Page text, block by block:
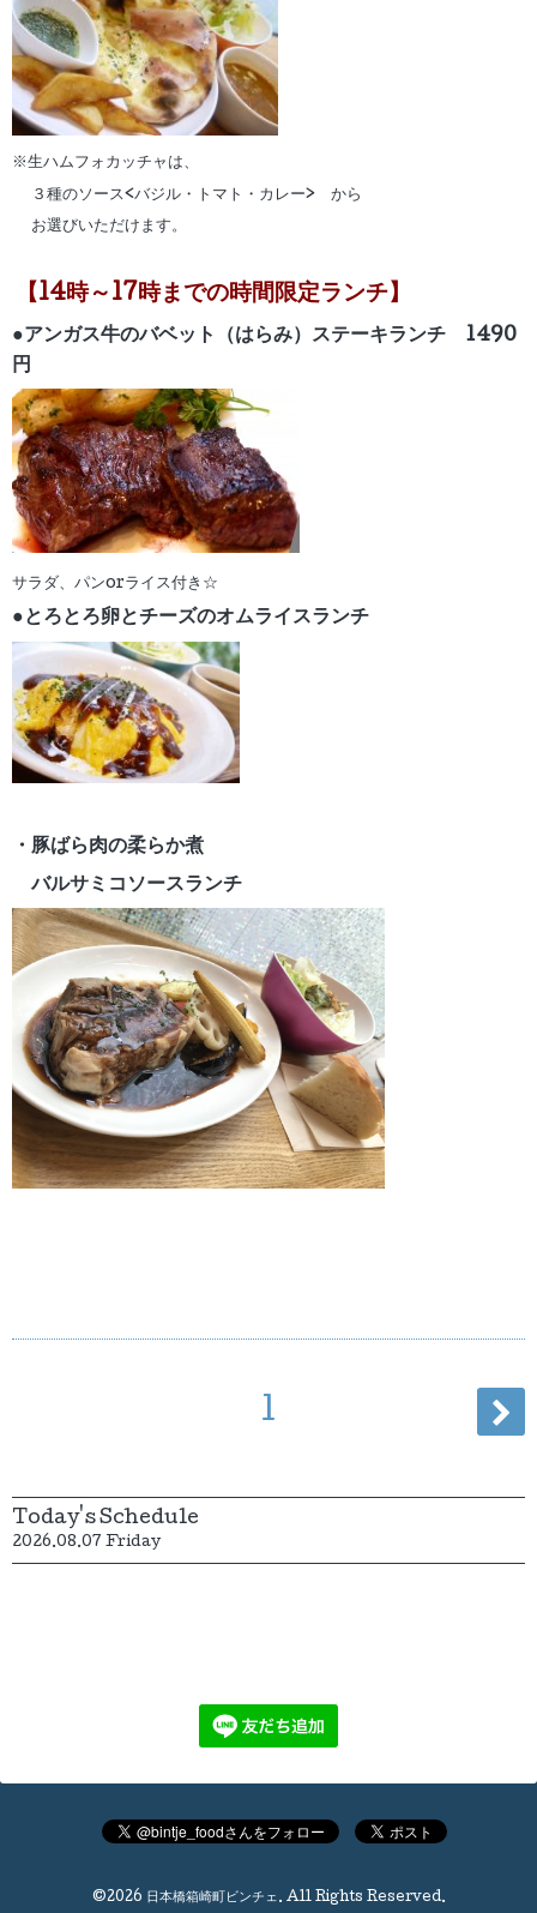
※生ハムフォカッチャは、
３種のソース<バジル・トマト・カレー> から
お選びいただけます。
【14時～17時までの時間限定ランチ】
●アンガス牛のバベット（はらみ）ステーキランチ 1490
円
サラダ、パンorライス付き☆
●とろとろ卵とチーズのオムライスランチ
・豚ばら肉の柔らか煮
バルサミコソースランチ
1
Today's Schedule
2026.08.07 Friday
©2026 日本橋箱崎町ビンチェ. All Rights Reserved.